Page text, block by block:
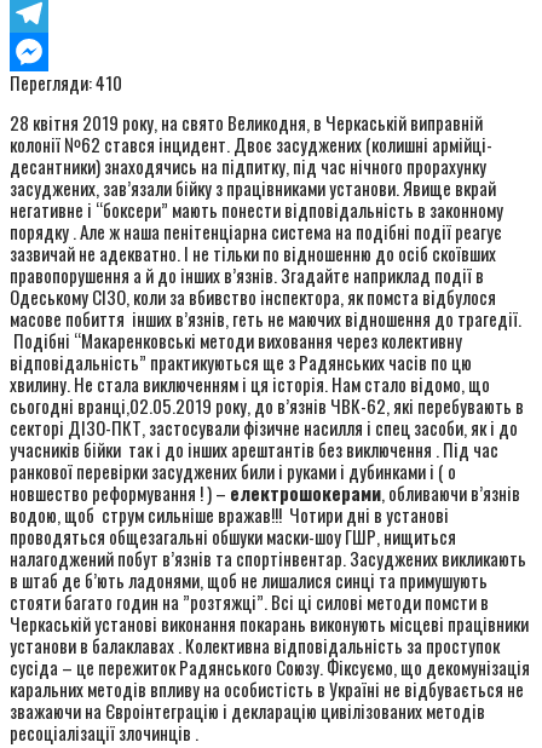
Viber
Telegram
Messenger
Перегляди:410
28 квітня 2019 року, на свято Великодня, в Черкаській виправній
колонії №62 стався інцидент. Двоє засуджених (колишні армійці-
десантники) знаходячись на підпитку, під час нічного прорахунку
засуджених, зав’язали бійку з працівниками установи. Явище вкрай
негативне і “боксери” мають понести відповідальність в законному
порядку . Але ж наша пенітенціарна система на подібні події реагує
зазвичай не адекватно. І не тільки по відношенню до осіб скоївших
правопорушення а й до інших в’язнів. Згадайте наприклад події в
Одеському СІЗО, коли за вбивство інспектора, як помста відбулося
масове побиття інших в’язнів, геть не маючих відношення до трагедії.
Подібні “Макаренковські методи виховання через колективну
відповідальність” практикуються ще з Радянських часів по цю
хвилину. Не стала виключенням і ця історія. Нам стало відомо, що
сьогодні вранці,02.05.2019 року, до в’язнів ЧВК-62, які перебувають в
секторі ДІЗО-ПКТ, застосували фізичне насилля і спец засоби, як і до
учасників бійки так і до інших арештантів без виключення . Під час
ранкової перевірки засуджених били і руками і дубинками і ( о
новшество реформування ! ) – електрошокерами, обливаючи в’язнів
водою, щоб струм сильніше вражав!!! Чотири дні в установі
проводяться общезагальні обшуки маски-шоу ГШР, нищиться
налагоджений побут в’язнів та спортінвентар. Засуджених викликають
в штаб де б’ють ладонями, щоб не лишалися синці та примушують
стояти багато годин на ”розтяжці”. Всі ці силові методи помсти в
Черкаській установі виконання покарань виконують місцеві працівники
установи в балаклавах . Колективна відповідальність за проступок
сусіда – це пережиток Радянського Союзу. Фіксуємо, що декомунізація
каральних методів впливу на особистість в Україні не відбувається не
зважаючи на Євроінтеграцію і декларацію цивілізованих методів
ресоціалізації злочинців .